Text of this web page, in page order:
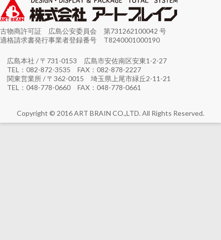
古物商許可証 広島公安委員会 第731262100042 号
適格請求書発行事業者登録番号 T8240001000190
広島本社 / 〒731-0153 広島市安佐南区安東1-2-27
TEL：082-872-3535 FAX：082-878-2227
関東営業所 / 〒362-0015 埼玉県上尾市緑丘2-11-21
TEL：048-778-0660 FAX：048-778-0661
Copyright © 2016 ART BRAIN CO.,LTD. All Rights Reserved.